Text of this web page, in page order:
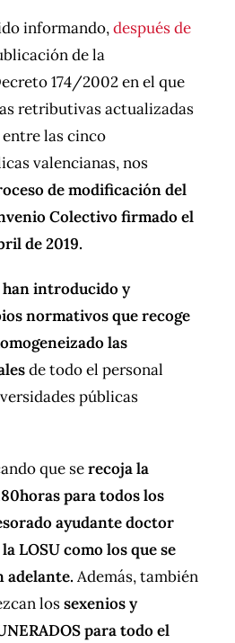
informando,después de
de la
174/2002 en el que
retributivas actualizadas
las cinco
valencianas, nos
de modificación del
Colectivo firmado el
de 2019.
han introducido y
normativos que recoge
las
de todo el personal
públicas
que serecoja la
para todos los
ayudante doctor
LOSU como los que se
adelante. Además, también
lossexenios y
para todo el